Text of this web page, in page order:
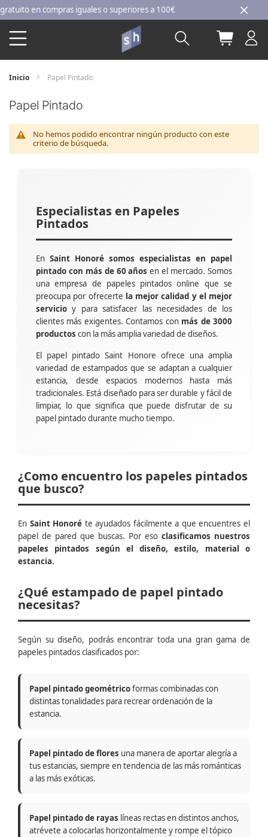
Ir
al
contenido
en compras iguales o superiores a 100€
Buscar Mi
Inicio Papel Pintado
Papel Pintado
No hemos podido encontrar ningún producto con este
criterio de búsqueda.
Especialistas en Papeles
Pintados
En Saint Honoré somos especialistas en papel
pintado con más de 60 años en el mercado. Somos
una empresa de papeles pintados online que se
preocupa por ofrecerte la mejor calidad y el mejor
servicio y para satisfacer las necesidades de los
clientes más exigentes. Contamos con más de 3000
productos con la más amplia variedad de diseños.
El papel pintado Saint Honore ofrece una amplia
variedad de estampados que se adaptan a cualquier
estancia, desde espacios modernos hasta más
tradicionales. Está diseñado para ser durable y fácil de
limpiar, lo que significa que puede disfrutar de su
papel pintado durante mucho tiempo.
¿Como encuentro los papeles pintados
que busco?
En Saint Honoré te ayudados fácilmente a que encuentres el
papel de pared que buscas. Por eso clasificamos nuestros
papeles pintados según el diseño, estilo, material o
estancia.
¿Qué estampado de papel pintado
necesitas?
Según su diseño, podrás encontrar toda una gran gama de
papeles pintados clasificados por:
Papel pintado geométricoformas combinadas con
distintas tonalidades para recrear ordenación de la
estancia.
Papel pintado de flores una manera de aportar alegría a
tus estancias, siempre en tendencia de las más románticas
a las más exóticas.
Papel pintado de rayas líneas rectas en distintos anchos,
atrévete a colocarlas horizontalmente y rompe el tópico